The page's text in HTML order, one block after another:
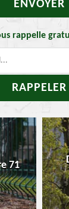
rappelle
fil
71